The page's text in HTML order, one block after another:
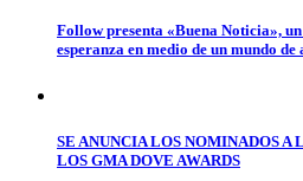
Follow presenta «Buena Noticia»,
esperanza en medio de un mundo de
SE ANUNCIA LOS NOMINADOS A
LOS GMA DOVE AWARDS